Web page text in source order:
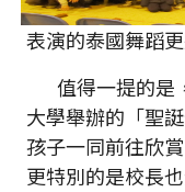
表演的泰國舞蹈
值得一提的是
大學舉辦的「聖
孩子一同前往欣
更特別的是校長